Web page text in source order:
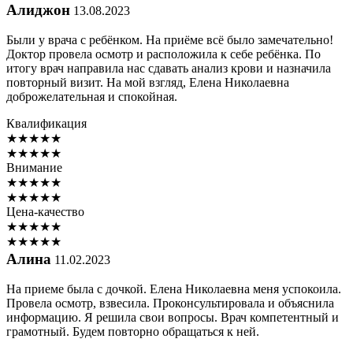
Алиджон 13.08.2023
Были у врача с ребёнком. На приёме всё было замечательно!
Доктор провела осмотр и расположила к себе ребёнка. По
итогу врач направила нас сдавать анализ крови и назначила
повторный визит. На мой взгляд, Елена Николаевна
доброжелательная и спокойная.
Квалификация
★★★★★
★★★★★
Внимание
★★★★★
★★★★★
Цена-качество
★★★★★
★★★★★
Алина 11.02.2023
На приеме была с дочкой. Елена Николаевна меня успокоила.
Провела осмотр, взвесила. Проконсультировала и объяснила
информацию. Я решила свои вопросы. Врач компетентный и
грамотный. Будем повторно обращаться к ней.